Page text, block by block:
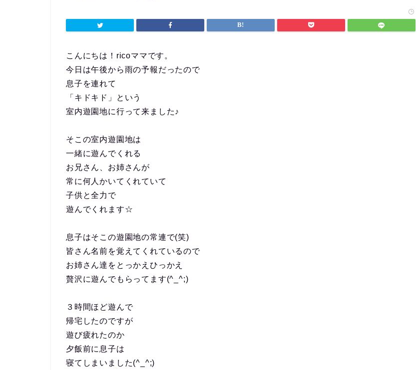
こんにちは！ricoママです。
今日は午後から雨の予報だったので
息子を連れて
「キドキド」という
室内遊園地に行って来ました♪
そこの室内遊園地は
一緒に遊んでくれる
お兄さん、お姉さんが
常に何人かいてくれていて
子供と全力で
遊んでくれます☆
息子はそこの遊園地の常連で(笑)
皆さん名前を覚えてくれているので
お姉さん達をとっかえひっかえ
贅沢に遊んでもらってます(^_^;)
３時間ほど遊んで
帰宅したのですが
遊び疲れたのか
夕飯前に息子は
寝てしまいました(^_^;)